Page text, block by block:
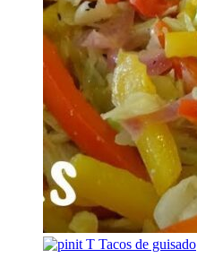
T Tacos de guisado